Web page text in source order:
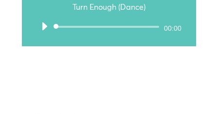
Turn Enough (Dance)
Audio-
00:00